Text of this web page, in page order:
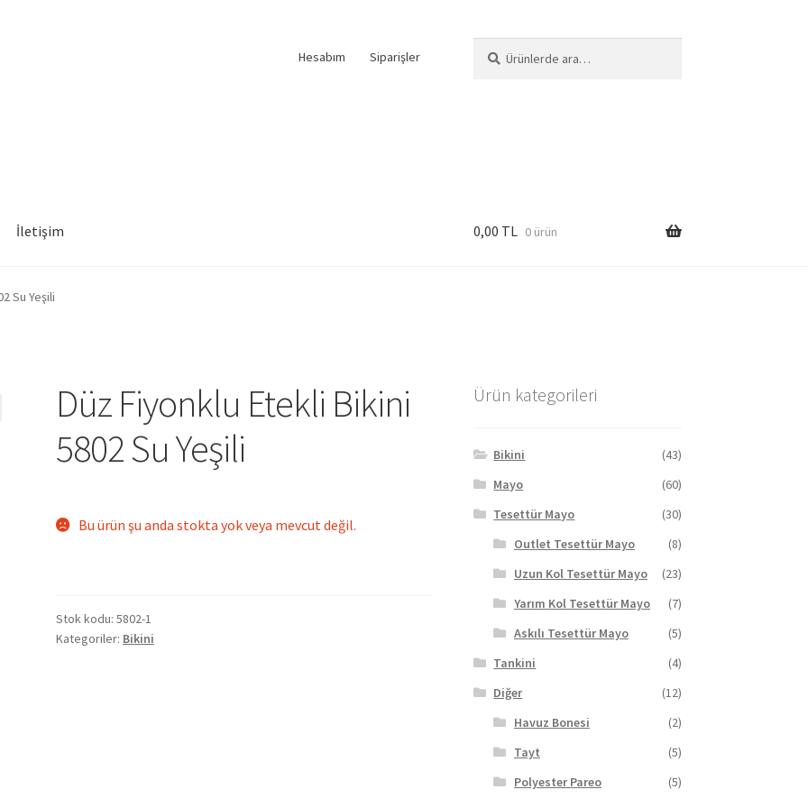
Hesabım Siparişler
İletişim 0,00 TL 0 ürün
Su Yeşili
Düz Fiyonklu Etekli Bikini
5802 Su Yeşili
Bu ürün şu anda stokta yok veya mevcut değil.
Stok kodu:5802-1
Kategoriler: Bikini
Ürün kategorileri
Bikini
(43)
Mayo
(60)
Tesettür Mayo
(30)
Outlet Tesettür Mayo
(8)
Uzun Kol Tesettür Mayo
(23)
Yarım Kol Tesettür Mayo
(7)
Askılı Tesettür Mayo
(5)
Tankini
(4)
Diğer
(12)
Havuz Bonesi
(2)
Tayt
(5)
Polyester Pareo
(5)